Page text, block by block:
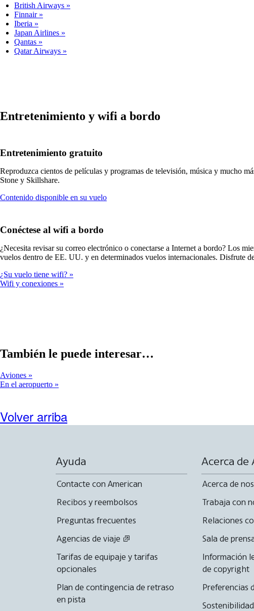
British Airways
Finnair
Iberia
Japan Airlines
Qantas
Qatar Airways
Entretenimiento y wifi a bordo
Entretenimiento gratuito
Reproduzca cientos de películas y programas de televisión, música y mucho
Stone y Skillshare.
Contenido disponible en su vueloAbre
nueva
que
Conéctese al wifi a bordo
¿Necesita revisar su correo electrónico o conectarse a Internet a bordo? Los
vuelos dentro de EE. UU. y en determinados vuelos internacionales. Disfrute
¿Su vuelo tiene wifi?
Wifi y conexiones
También le puede interesar…
Aviones
En el aeropuerto
Volver arriba
Ayuda
Contacte con American
Recibos y reembolsos
Preguntas frecuentes
Agencias de viaje
Tarifas de equipaje y tarifas
opcionales
Plan de contingencia de retraso
en pista
Acerca de
Acerca de
Trabaja con
Relaciones
Sala de
Información
de copyright
Preferencias
Sostenibilidad